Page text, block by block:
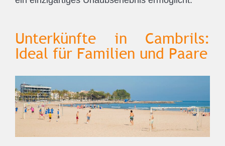
Unterkünfte in Cambrils:
Ideal für Familien und Paare